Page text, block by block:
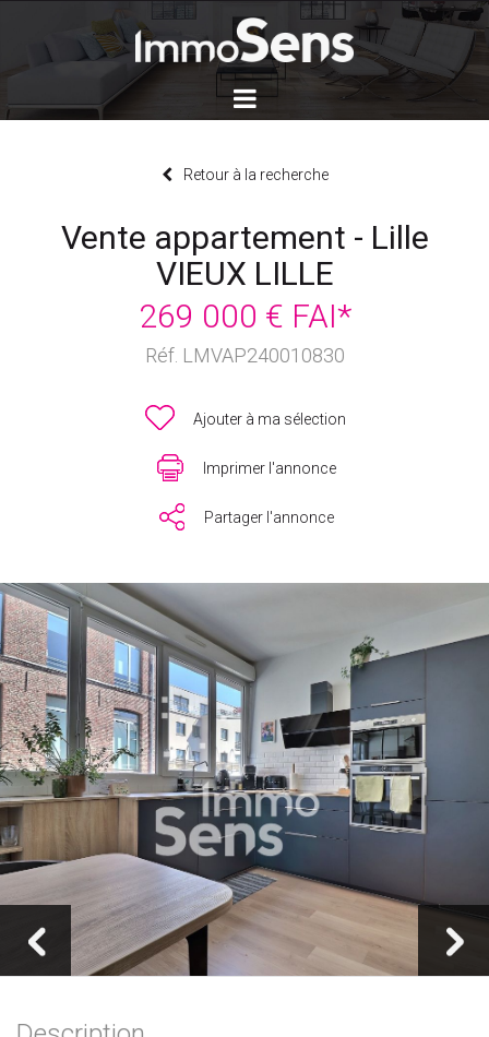
Retour à la recherche
Vente appartement - Lille
VIEUX LILLE
269 000 € FAI*
Réf. LMVAP240010830
Ajouter à ma sélection
Imprimer l'annonce
Partager l'annonce